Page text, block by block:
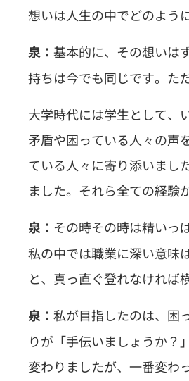
想いは人生の中でどのよう
泉： 基本的に、その想いは
持ちは今でも同じです。た
大学時代には学生として、
矛盾や困っている人々の声
ている人々に寄り添いまし
ました。それら全ての経験
泉： その時その時は精いっ
私の中では職業に深い意味
と、真っ直ぐ登れなければ
泉： 私が目指したのは、困
りが「手伝いましょうか？
変わりましたが、一番変わ